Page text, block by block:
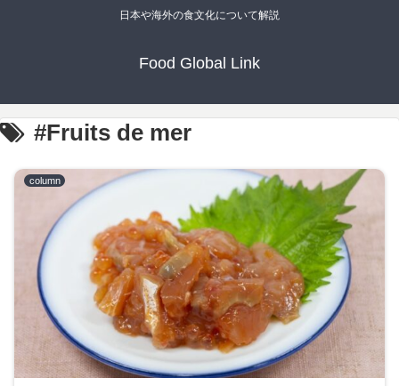
日本や海外の食文化について解説
Food Global Link
#Fruits de mer
column